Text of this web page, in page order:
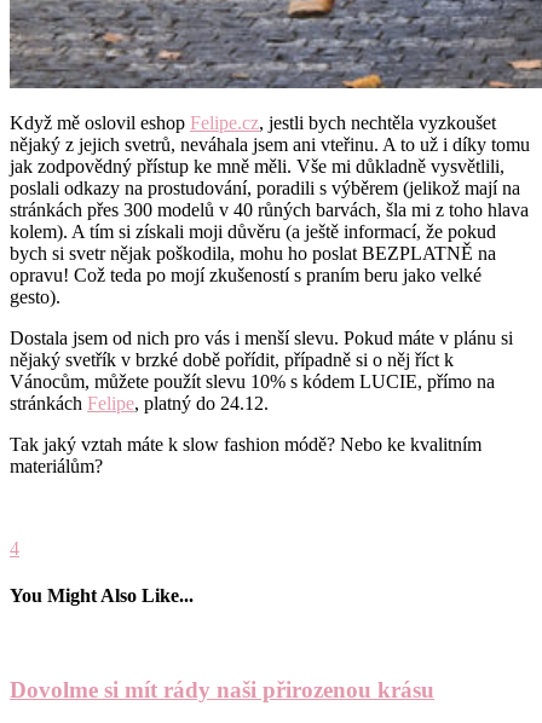
Když mě oslovil eshop Felipe.cz, jestli bych nechtěla vyzkoušet
nějaký z jejich svetrů, neváhala jsem ani vteřinu. A to už i díky tomu
jak zodpovědný přístup ke mně měli. Vše mi důkladně vysvětlili,
poslali odkazy na prostudování, poradili s výběrem (jelikož mají na
stránkách přes 300 modelů v 40 růných barvách, šla mi z toho hlava
kolem). A tím si získali moji důvěru (a ještě informací, že pokud
bych si svetr nějak poškodila, mohu ho poslat BEZPLATNĚ na
opravu! Což teda po mojí zkušeností s praním beru jako velké
gesto).
Dostala jsem od nich pro vás i menší slevu. Pokud máte v plánu si
nějaký svetřík v brzké době pořídit, případně si o něj říct k
Vánocům, můžete použít slevu 10% s kódem LUCIE, přímo na
stránkách Felipe, platný do 24.12.
Tak jaký vztah máte k slow fashion módě? Nebo ke kvalitním
materiálům?
4
You Might Also Like...
Dovolme si mít rády naši přirozenou krásu